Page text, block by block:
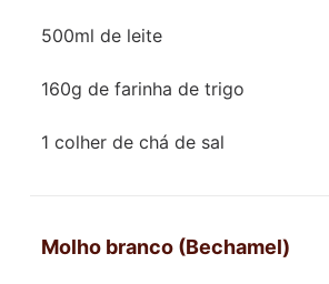
500ml de leite
160g de farinha de trigo
1 colher de chá de sal
Molho branco (Bechamel)